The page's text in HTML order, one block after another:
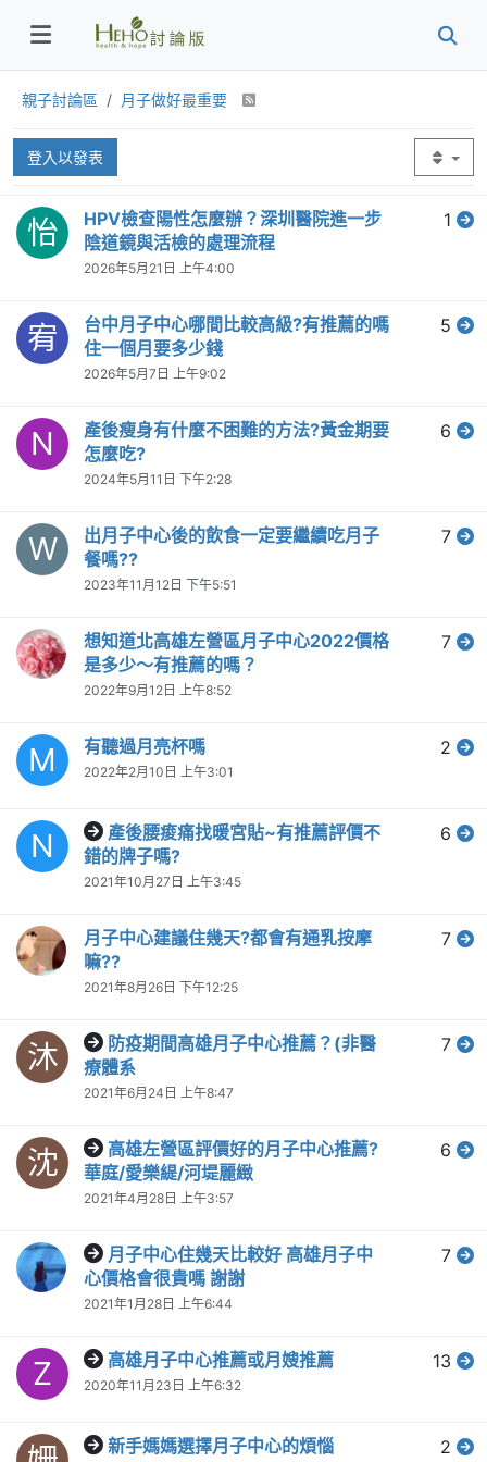
親子討論區 月子做好最重要
登入以發表
怡
HPV檢查陽性怎麼辦？深圳醫院進一步
陰道鏡與活檢的處理流程
2026年5月21日 上午4:00
1
宥
台中月子中心哪間比較高級?有推薦的嗎
住一個月要多少錢
2026年5月7日 上午9:02
5
N
產後瘦身有什麼不困難的方法?黃金期要
怎麼吃?
2024年5月11日 下午2:28
6
W
出月子中心後的飲食一定要繼續吃月子
餐嗎??
2023年11月12日 下午5:51
7
想知道北高雄左營區月子中心2022價格
是多少～有推薦的嗎？
2022年9月12日 上午8:52
7
M 有聽過月亮杯嗎
2022年2月10日 上午3:01
2
N
產後腰痠痛找暖宮貼~有推薦評價不
錯的牌子嗎?
2021年10月27日 上午3:45
6
月子中心建議住幾天?都會有通乳按摩
嘛??
2021年8月26日 下午12:25
7
沐
防疫期間高雄月子中心推薦？(非醫
療體系
2021年6月24日 上午8:47
7
沈
高雄左營區評價好的月子中心推薦?
華庭/愛樂緹/河堤麗緻
2021年4月28日 上午3:57
6
月子中心住幾天比較好 高雄月子中
心價格會很貴嗎 謝謝
2021年1月28日 上午6:44
7
Z 高雄月子中心推薦或月嫂推薦
2020年11月23日 上午6:32
13
新手媽媽選擇月子中心的煩惱 2